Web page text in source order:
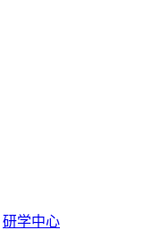
研学中心